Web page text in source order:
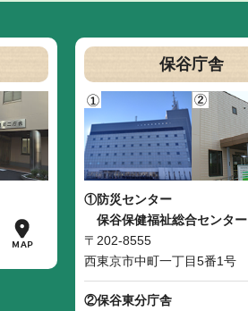
保谷庁舎
①防災センター
保谷保健福祉総合センター
〒202-8555
西東京市中町一丁目5番1号
②保谷東分庁舎